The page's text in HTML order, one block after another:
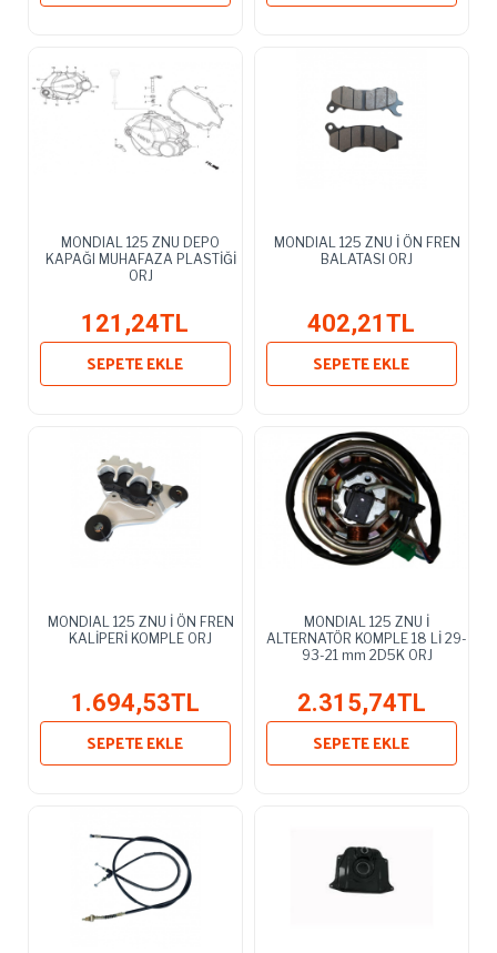
MONDIAL 125 ZNU DEPO
KAPAĞI MUHAFAZA PLASTİĞİ
ORJ
121,24TL
SEPETE EKLE
MONDIAL 125 ZNU İ ÖN FREN
BALATASI ORJ
402,21TL
SEPETE EKLE
MONDIAL 125 ZNU İ ÖN FREN
KALİPERİ KOMPLE ORJ
1.694,53TL
SEPETE EKLE
MONDIAL 125 ZNU İ
ALTERNATÖR KOMPLE 18 Lİ 29-
93-21 mm 2D5K ORJ
2.315,74TL
SEPETE EKLE